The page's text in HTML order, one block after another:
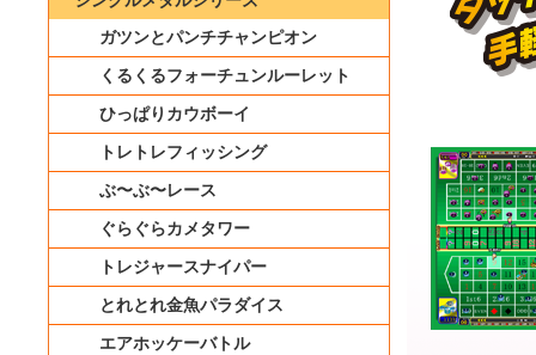
ガツンとパンチチャンピオン
くるくるフォーチュンルーレット
ひっぱりカウボーイ
トレトレフィッシング
ぶ〜ぶ〜レース
ぐらぐらカメタワー
トレジャースナイパー
とれとれ金魚パラダイス
エアホッケーバトル